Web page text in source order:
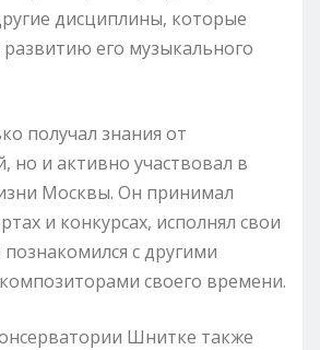
дисциплины, которые
развитию его музыкального
получал знания от
но и активно участвовал в
Москвы. Он принимал
и конкурсах, исполнял свои
с другими
своего времени.
Шнитке также